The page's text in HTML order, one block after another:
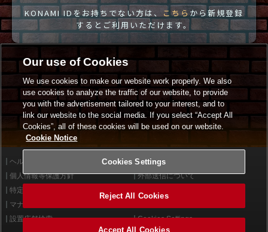
KONAMI IDをお持ちでない方は、 こちらから新規登録
するとご利用いただけます。
ヘルプ
利用規約
個人情報等保護方針
外部送信について
特定商取引法に基づく表示
マナー＆ルール
設置店舗検索
Cookies Settings
Our use of Cookies
We use cookies to make our website work properly. We also
use cookies to analyze the traffic of our website, to provide
you with the advertisement tailored to your interest, and to
link our website to the social media. If you select “Accept All
Cookies”, all of these cookies will be used on our website.
Cookie Notice
Cookies Settings
Reject All Cookies
Accept All Cookies